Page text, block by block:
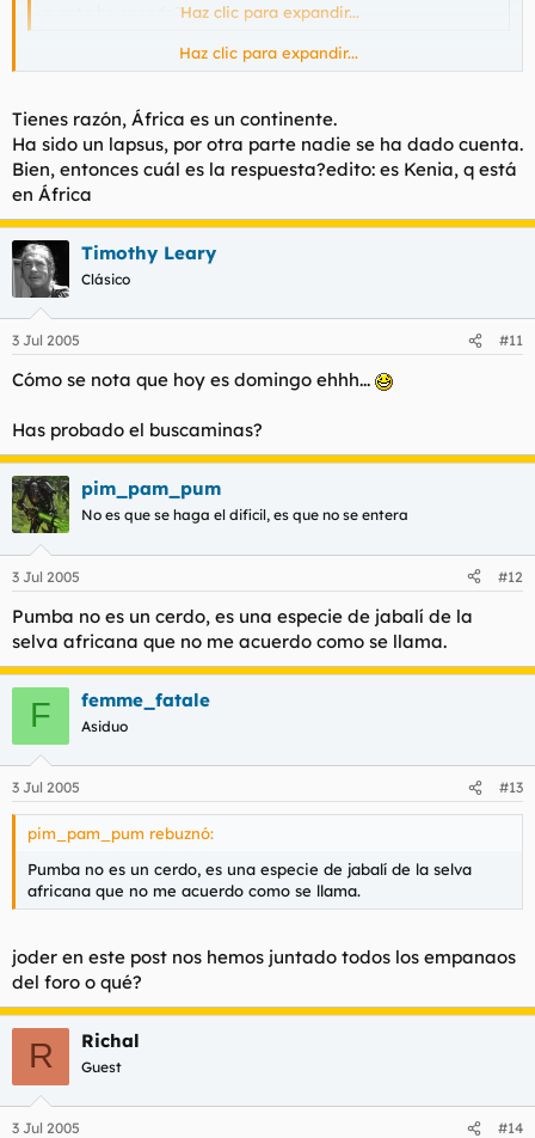
q nota he sacado?Haz clic para expandir...
Haz clic para expandir...
Tienes razón, África es un continente.
Ha sido un lapsus, por otra parte nadie se ha dado cuenta.
Bien, entonces cuál es la respuesta?edito: es Kenia, q está
en África
Timothy Leary
Clásico
3 Jul 2005 #11
Cómo se nota que hoy es domingo ehhh...
Has probado el buscaminas?
pim_pam_pum
No es que se haga el dificil, es que no se entera
3 Jul 2005 #12
Pumba no es un cerdo, es una especie de jabalí de la
selva africana que no me acuerdo como se llama.
F femme_fatale
Asiduo
3 Jul 2005 #13
pim_pam_pum rebuznó:
Pumba no es un cerdo, es una especie de jabalí de la selva
africana que no me acuerdo como se llama.
joder en este post nos hemos juntado todos los empanaos
del foro o qué?
R Richal
Guest
3 Jul 2005 #14